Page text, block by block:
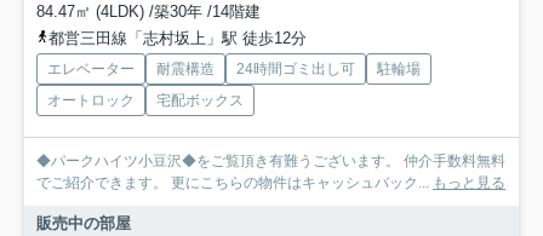
84.47㎡ (4LDK) /築30年 /14階建
都営三田線「志村坂上」駅 徒歩12分
エレベーター 耐震構造 24時間ゴミ出し可
駐輪場
オートロック
宅配ボックス
◆パークハイツ小豆沢◆をご覧頂き有難うございます。 仲介手数料無料
でご紹介できます。 更にこちらの物件はキャッシュバック... もっと見る
販売中の部屋